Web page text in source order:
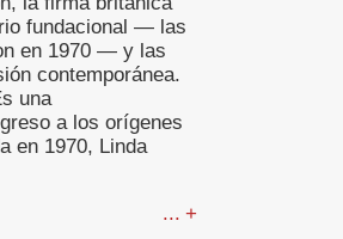
fundacional — las
en 1970 — y las
contemporánea.
una
a los orígenes
en 1970, Linda
... +